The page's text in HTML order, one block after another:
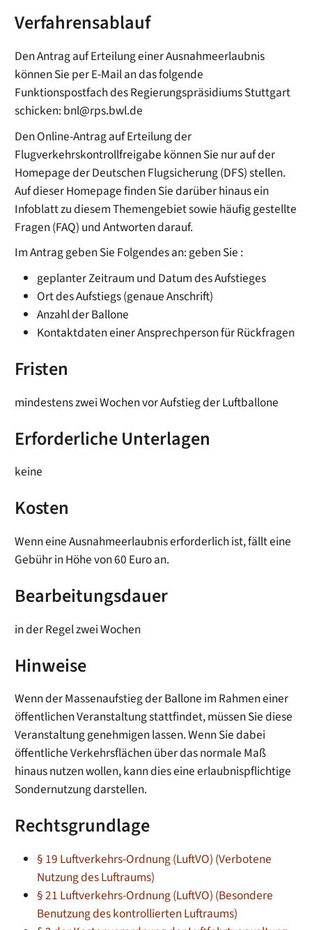
Verfahrensablauf
Den Antrag auf Erteilung einer Ausnahmeerlaubnis
können Sie per E-Mail an das folgende
Funktionspostfach des Regierungspräsidiums Stuttgart
schicken: bnl@rps.bwl.de
Den Online-Antrag auf Erteilung der
Flugverkehrskontrollfreigabe können Sie nur auf der
Homepage der Deutschen Flugsicherung (DFS) stellen.
Auf dieser Homepage finden Sie darüber hinaus ein
Infoblatt zu diesem Themengebiet sowie häufig gestellte
Fragen (FAQ) und Antworten darauf.
Im Antrag geben Sie Folgendes an: geben Sie :
geplanter Zeitraum und Datum des Aufstieges
Ort des Aufstiegs (genaue Anschrift)
Anzahl der Ballone
Kontaktdaten einer Ansprechperson für Rückfragen
Fristen
mindestens zwei Wochen vor Aufstieg der Luftballone
Erforderliche Unterlagen
keine
Kosten
Wenn eine Ausnahmeerlaubnis erforderlich ist, fällt eine
Gebühr in Höhe von 60 Euro an.
Bearbeitungsdauer
in der Regel zwei Wochen
Hinweise
Wenn der Massenaufstieg der Ballone im Rahmen einer
öffentlichen Veranstaltung stattfindet, müssen Sie diese
Veranstaltung genehmigen lassen. Wenn Sie dabei
öffentliche Verkehrsflächen über das normale Maß
hinaus nutzen wollen, kann dies eine erlaubnispflichtige
Sondernutzung darstellen.
Rechtsgrundlage
§ 19 Luftverkehrs-Ordnung (LuftVO) (Verbotene
Nutzung des Luftraums)
§ 21 Luftverkehrs-Ordnung (LuftVO) (Besondere
Benutzung des kontrollierten Luftraums)